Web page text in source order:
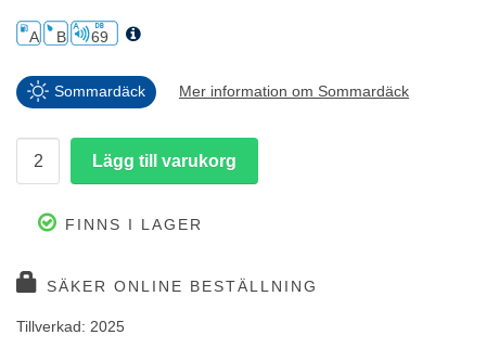
A B 69
Sommardäck Mer information om Sommardäck
FINNS I LAGER
SÄKER ONLINE BESTÄLLNING
Tillverkad: 2025